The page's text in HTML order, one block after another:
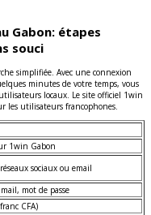
Gabon: étapes
souci
simplifiée. Avec une connexion
minutes de votre temps, vous
locaux. Le site officiel 1win
les utilisateurs francophones.
1win Gabon
sociaux ou email
mot de passe
CFA)